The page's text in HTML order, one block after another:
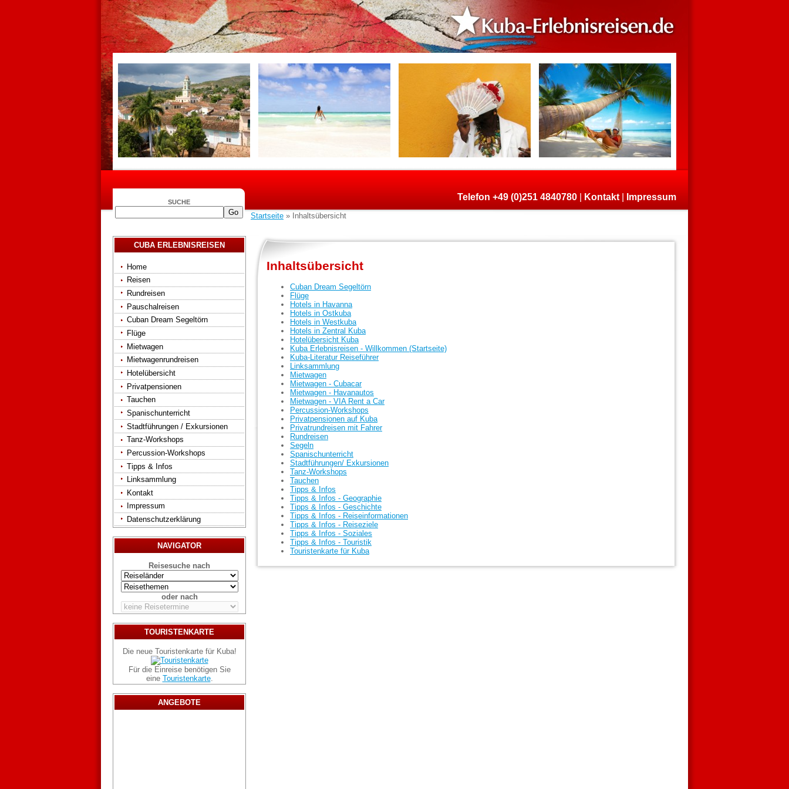
SUCHE Telefon +49 (0)251 4840780 Kontakt Impressum
Startseite » Inhaltsübersicht
CUBA ERLEBNISREISEN
Home
Reisen
Rundreisen
Pauschalreisen
Cuban Dream Segeltörn
Flüge
Mietwagen
Mietwagenrundreisen
Hotelübersicht
Privatpensionen
Tauchen
Spanischunterricht
Stadtführungen / Exkursionen
Tanz-Workshops
Percussion-Workshops
Tipps & Infos
Linksammlung
Kontakt
Impressum
Datenschutzerklärung
NAVIGATOR
Reisesuche nach
oder nach
TOURISTENKARTE
Die neue Touristenkarte für Kuba!
Für die Einreise benötigen Sie
eine Touristenkarte.
ANGEBOTE
Inhaltsübersicht
Cuban Dream Segeltörn
Flüge
Hotels in Havanna
Hotels in Ostkuba
Hotels in Westkuba
Hotels in Zentral Kuba
Hotelübersicht Kuba
Kuba Erlebnisreisen - Willkommen (Startseite)
Kuba-Literatur Reiseführer
Linksammlung
Mietwagen
Mietwagen - Cubacar
Mietwagen - Havanautos
Mietwagen - VIA Rent a Car
Percussion-Workshops
Privatpensionen auf Kuba
Privatrundreisen mit Fahrer
Rundreisen
Segeln
Spanischunterricht
Stadtführungen/ Exkursionen
Tanz-Workshops
Tauchen
Tipps & Infos
Tipps & Infos - Geographie
Tipps & Infos - Geschichte
Tipps & Infos - Reiseinformationen
Tipps & Infos - Reiseziele
Tipps & Infos - Soziales
Tipps & Infos - Touristik
Touristenkarte für Kuba